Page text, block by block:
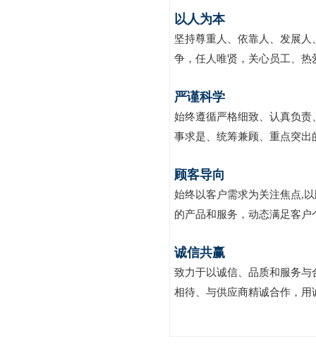
以人为本
坚持尊重人、依靠人、发展
争，任人唯贤，关心员工、
严谨科学
始终遵循严格细致、认真负
事求是、统筹兼顾、重点突
顾客导向
始终以客户需求为关注焦点,
的产品和服务，动态满足客
诚信共赢
致力于以诚信、品质和服务
相待、与供应商精诚合作，